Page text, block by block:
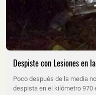
Despiste con Lesiones en
Poco después de la media
despista en el kilómetro 970